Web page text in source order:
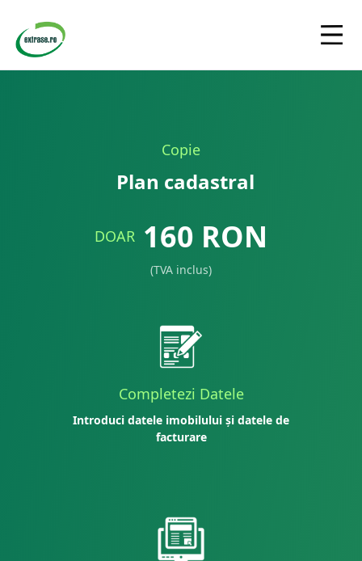
Copie
Plan cadastral
DOAR 160 RON
(TVA inclus)
Completezi Datele
Introduci datele imobilului și datele de
facturare